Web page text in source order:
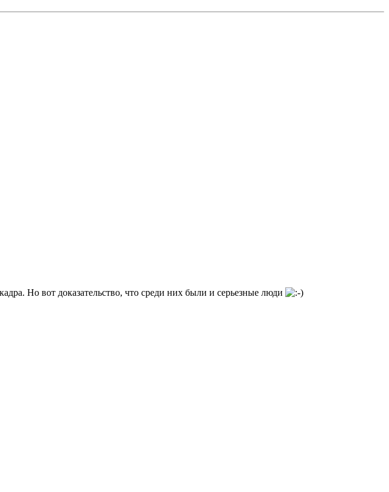
Но вот доказательство, что среди них были и серьезные люди